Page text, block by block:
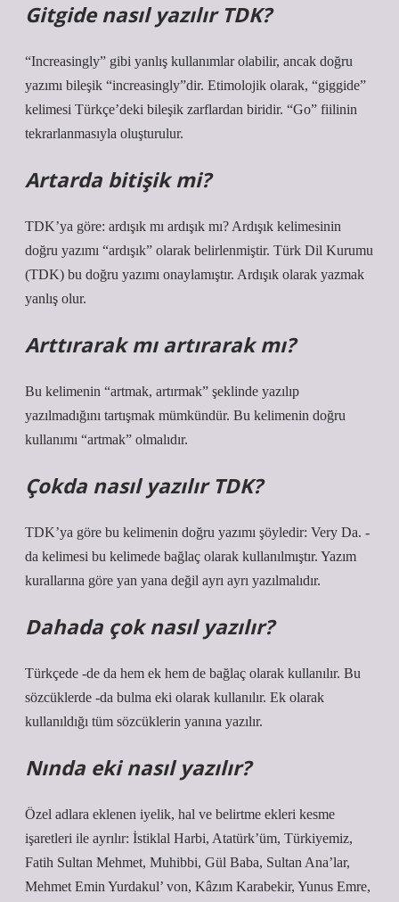
Gitgide nasıl yazılır TDK?
“Increasingly” gibi yanlış kullanımlar olabilir, ancak doğru
yazımı bileşik “increasingly”dir. Etimolojik olarak, “giggide”
kelimesi Türkçe’deki bileşik zarflardan biridir. “Go” fiilinin
tekrarlanmasıyla oluşturulur.
Artarda bitişik mi?
TDK’ya göre: ardışık mı ardışık mı? Ardışık kelimesinin
doğru yazımı “ardışık” olarak belirlenmiştir. Türk Dil Kurumu
(TDK) bu doğru yazımı onaylamıştır. Ardışık olarak yazmak
yanlış olur.
Arttırarak mı artırarak mı?
Bu kelimenin “artmak, artırmak” şeklinde yazılıp
yazılmadığını tartışmak mümkündür. Bu kelimenin doğru
kullanımı “artmak” olmalıdır.
Çokda nasıl yazılır TDK?
TDK’ya göre bu kelimenin doğru yazımı şöyledir: Very Da. -
da kelimesi bu kelimede bağlaç olarak kullanılmıştır. Yazım
kurallarına göre yan yana değil ayrı ayrı yazılmalıdır.
Dahada çok nasıl yazılır?
Türkçede -de da hem ek hem de bağlaç olarak kullanılır. Bu
sözcüklerde -da bulma eki olarak kullanılır. Ek olarak
kullanıldığı tüm sözcüklerin yanına yazılır.
Nında eki nasıl yazılır?
Özel adlara eklenen iyelik, hal ve belirtme ekleri kesme
işaretleri ile ayrılır: İstiklal Harbi, Atatürk’üm, Türkiyemiz,
Fatih Sultan Mehmet, Muhibbi, Gül Baba, Sultan Ana’lar,
Mehmet Emin Yurdakul’ von, Kâzım Karabekir, Yunus Emre,